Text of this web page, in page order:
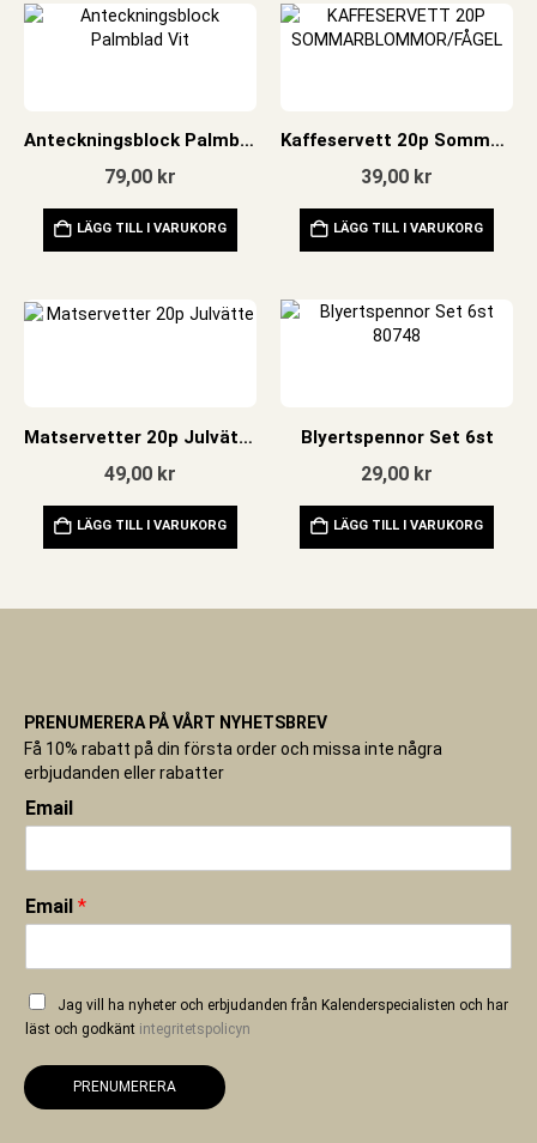
Anteckningsblock Palmblad Vit
79,00 kr
LÄGG TILL I VARUKORG
Kaffeservett 20p Sommarblommor/fågel
39,00 kr
LÄGG TILL I VARUKORG
Matservetter 20p Julvätte
49,00 kr
LÄGG TILL I VARUKORG
Blyertspennor Set 6st
29,00 kr
LÄGG TILL I VARUKORG
PRENUMERERA PÅ VÅRT NYHETSBREV
Få 10% rabatt på din första order och missa inte några
erbjudanden eller rabatter
Email
Email *
Jag vill ha nyheter och erbjudanden från Kalenderspecialisten och har
läst och godkänt integritetspolicyn
PRENUMERERA